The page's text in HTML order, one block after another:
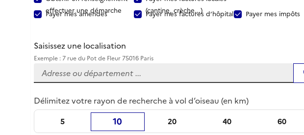
effectuer une démarche
(cantine, crèche...)
Payer mes amendes Payer mes factures d’hôpital Payer mes impôts
Saisissez une localisation
Exemple : 7 rue du Pot de Fleur 75016 Paris
Délimitez votre rayon de recherche à vol d’oiseau (en km)
5 10 20 40 60